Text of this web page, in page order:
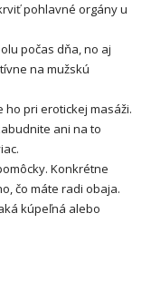
pohlavné orgány u
počas dňa, no aj
na mužskú
ho pri erotickej masáži.
ani na to
Konkrétne
čo máte radi obaja.
kúpeľná alebo